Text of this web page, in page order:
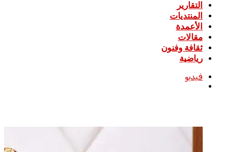
التقارير
المنتديات
الأعمدة
مقالات
ثقافة وفنون
رياضية
فيديو